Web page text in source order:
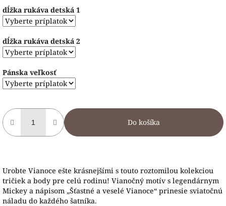
dĺžka rukáva detská 1
dĺžka rukáva detská 2
Pánska veľkosť
Do košíka
Urobte Vianoce ešte krásnejšími s touto roztomilou kolekciou
tričiek a body pre celú rodinu! Vianočný motív s legendárnym
Mickey a nápisom „Šťastné a veselé Vianoce“ prinesie sviatočnú
náladu do každého šatníka.